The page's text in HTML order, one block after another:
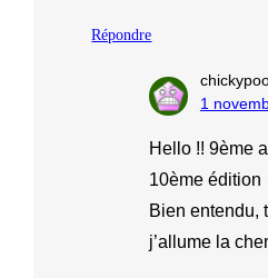
Répondre
1
Hello !! 9ème
10ème édition
Bien entendu,
j’allume la